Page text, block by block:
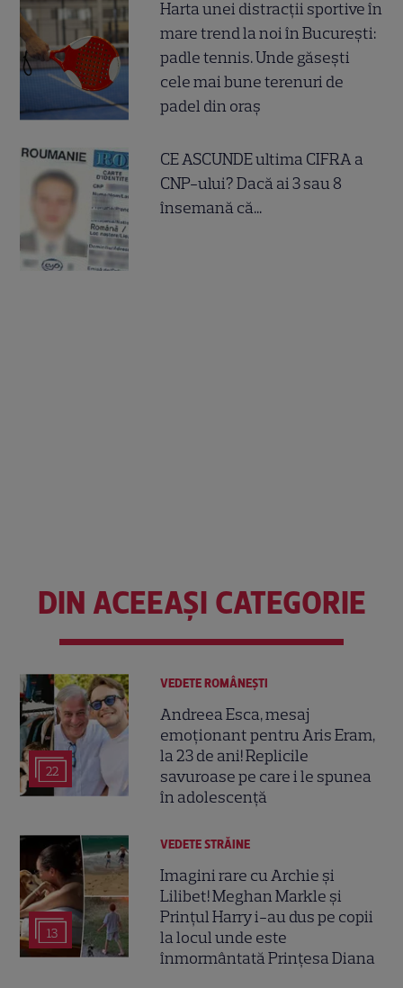
Harta unei distracții sportive în
mare trend la noi în București:
padle tennis. Unde găsești
cele mai bune terenuri de
padel din oraș
CE ASCUNDE ultima CIFRA a
CNP-ului? Dacă ai 3 sau 8
însemană că...
DIN ACEEAȘI CATEGORIE
22
VEDETE ROMÂNEŞTI
Andreea Esca, mesaj
emoționant pentru Aris Eram,
la 23 de ani! Replicile
savuroase pe care i le spunea
în adolescență
13
VEDETE STRĂINE
Imagini rare cu Archie și
Lilibet! Meghan Markle și
Prințul Harry i-au dus pe copii
la locul unde este
înmormântată Prințesa Diana